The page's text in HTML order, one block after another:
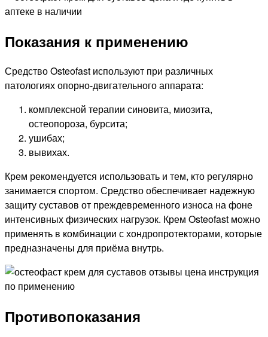
Показания к применению
Средство Osteofast используют при различных
патологиях опорно-двигательного аппарата:
комплексной терапии синовита, миозита,
остеопороза, бурсита;
ушибах;
вывихах.
Крем рекомендуется использовать и тем, кто регулярно
занимается спортом. Средство обеспечивает надежную
защиту суставов от преждевременного износа на фоне
интенсивных физических нагрузок. Крем Osteofast можно
применять в комбинации с хондропротекторами, которые
предназначены для приёма внутрь.
Противопоказания